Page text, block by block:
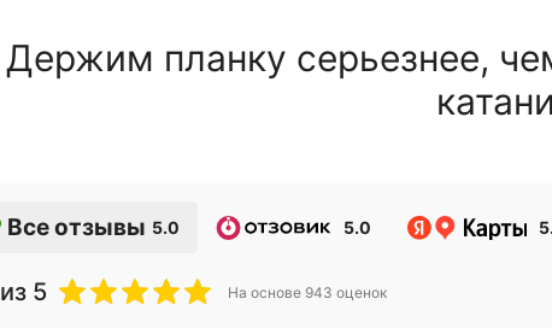
Держим планку серьезнее,
Все отзывы 5.0 5.0
из 5 На основе 943 оценок